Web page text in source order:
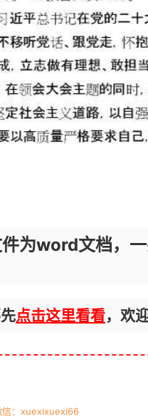
为word文档，
点击这里看看，欢
信：xuexixuexi66